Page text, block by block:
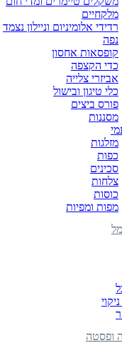
מלקחיים
רדידי אלומיניום וניילון נצמד
נפה
קופסאות אחסון
כדי הקצפה
אביזרי צלייה
כלי טיגון ובישול
פורס ביצים
מסננות
מזלגות
כפות
סכינים
צלחות
כוסות
מפות ומפיות
ופסטה